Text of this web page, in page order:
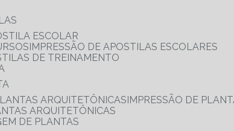
ESCOLAR
IMPRESSÃO DE APOSTILAS ESCOLARES
DE TREINAMENTO
ARQUITETÔNICAS IMPRESSÃO DE
ARQUITETÔNICAS
DE PLANTAS